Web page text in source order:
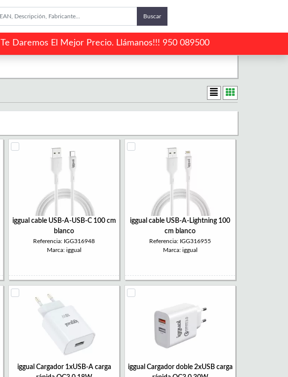
Buscar
Te Daremos El Mejor Precio. Llámanos!!! 950 089500
iggual cable USB-A-USB-C 100 cm
blanco
Referencia: IGG316948
Marca: iggual
iggual cable USB-A-Lightning 100
cm blanco
Referencia: IGG316955
Marca: iggual
iggual Cargador 1xUSB-A carga
iggual Cargador doble 2xUSB carga